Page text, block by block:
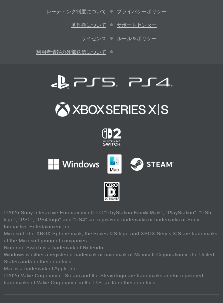
レーティング制度について プライバシーポリシー
著作権について サポートセンター
ライセンス ルール＆ポリシー
利用者情報の外部送信について
©2026 Sony Interactive Entertainment LLC."PlayStation Family Mark", "PlayStation", "PS5
logo", "PS5", "PS4 logo" and "PS4" are registered trademarks or trademarks of Sony
Interactive Entertainment Inc.
Microsoft, the XBOX Sphere mark, the Series X|S logo and XBOX Series X|S are trademarks
of the Microsoft group of companies.
Nintendo Switch is a trademark of Nintendo.
Windows is either a registered trademark or trademark of Microsoft Corporation in the United
States and/or other countries.
Mac is a trademark of Apple Inc.
©2026 Valve Corporation. Steam and the Steam logo are trademarks and/or registered
trademarks of Valve Corporation in the U.S. and/or other countries.